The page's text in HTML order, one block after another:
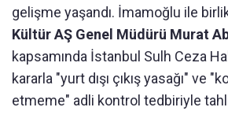
gelişme yaşandı. İmamoğlu ile
Kültür AŞ Genel Müdürü Murat
kapsamında İstanbul Sulh Ceza
kararla "yurt dışı çıkış yasağı" ve
etmeme" adli kontrol tedbiriyle